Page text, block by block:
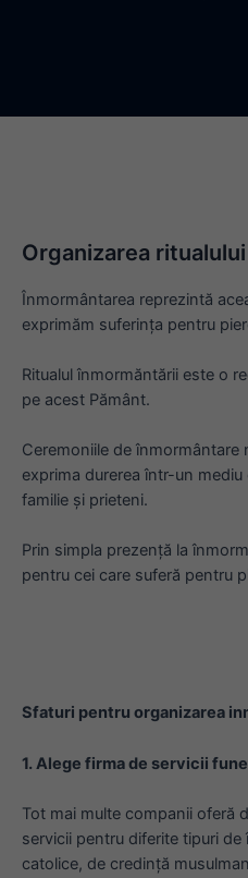
Organizarea
Înmormântarea reprezintă
exprimăm suferința pentru
Ritualul înmormăntării este o
pe acest Pământ.
Ceremoniile de înmormântare
exprima durerea într-un
familie și prieteni.
Prin simpla prezență la
pentru cei care suferă pentru
Sfaturi pentru organizarea
1. Alege firma de servicii
Tot mai multe companii oferă
servicii pentru diferite tipuri
catolice, de credință